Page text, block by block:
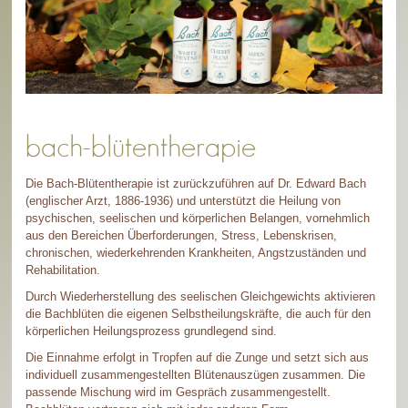
bach-blütentherapie
Die Bach-Blütentherapie ist zurückzuführen auf Dr. Edward Bach
(englischer Arzt, 1886-1936) und unterstützt die Heilung von
psychischen, seelischen und körperlichen Belangen, vornehmlich
aus den Bereichen Überforderungen, Stress, Lebenskrisen,
chronischen, wiederkehrenden Krankheiten, Angstzuständen und
Rehabilitation.
Durch Wiederherstellung des seelischen Gleichgewichts aktivieren
die Bachblüten die eigenen Selbstheilungskräfte, die auch für den
körperlichen Heilungsprozess grundlegend sind.
Die Einnahme erfolgt in Tropfen auf die Zunge und setzt sich aus
individuell zusammengestellten Blütenauszügen zusammen. Die
passende Mischung wird im Gespräch zusammengestellt.